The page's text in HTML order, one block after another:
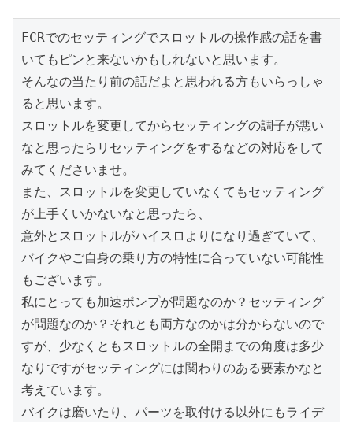
FCRでのセッティングでスロットルの操作感の話を書
いてもピンと来ないかもしれないと思います。
そんなの当たり前の話だよと思われる方もいらっしゃ
ると思います。
スロットルを変更してからセッティングの調子が悪い
なと思ったらリセッティングをするなどの対応をして
みてくださいませ。
また、スロットルを変更していなくてもセッティング
が上手くいかないなと思ったら、
意外とスロットルがハイスロよりになり過ぎていて、
バイクやご自身の乗り方の特性に合っていない可能性
もございます。
私にとっても加速ポンプが問題なのか？セッティング
が問題なのか？それとも両方なのかは分からないので
すが、少なくともスロットルの全開までの角度は多少
なりですがセッティングには関わりのある要素かなと
考えています。
バイクは磨いたり、パーツを取付ける以外にもライデ